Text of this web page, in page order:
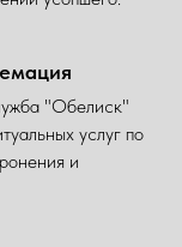
"Обелиск"
услуг по
и